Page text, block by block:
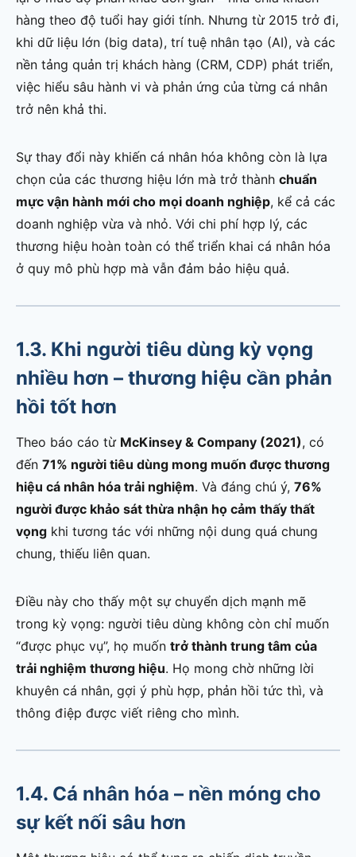
hàng theo độ tuổi hay giới tính. Nhưng từ 2015 trở đi,
khi dữ liệu lớn (big data), trí tuệ nhân tạo (AI), và các
nền tảng quản trị khách hàng (CRM, CDP) phát triển,
việc hiểu sâu hành vi và phản ứng của từng cá nhân
trở nên khả thi.
Sự thay đổi này khiến cá nhân hóa không còn là lựa
chọn của các thương hiệu lớn mà trở thành chuẩn
mực vận hành mới cho mọi doanh nghiệp, kể cả các
doanh nghiệp vừa và nhỏ. Với chi phí hợp lý, các
thương hiệu hoàn toàn có thể triển khai cá nhân hóa
ở quy mô phù hợp mà vẫn đảm bảo hiệu quả.
1.3. Khi người tiêu dùng kỳ vọng
nhiều hơn – thương hiệu cần phản
hồi tốt hơn
Theo báo cáo từ McKinsey & Company (2021), có
đến 71% người tiêu dùng mong muốn được thương
hiệu cá nhân hóa trải nghiệm. Và đáng chú ý, 76%
người được khảo sát thừa nhận họ cảm thấy thất
vọng khi tương tác với những nội dung quá chung
chung, thiếu liên quan.
Điều này cho thấy một sự chuyển dịch mạnh mẽ
trong kỳ vọng: người tiêu dùng không còn chỉ muốn
“được phục vụ”, họ muốn trở thành trung tâm của
trải nghiệm thương hiệu. Họ mong chờ những lời
khuyên cá nhân, gợi ý phù hợp, phản hồi tức thì, và
thông điệp được viết riêng cho mình.
1.4. Cá nhân hóa – nền móng cho
sự kết nối sâu hơn